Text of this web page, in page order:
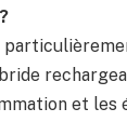
et les